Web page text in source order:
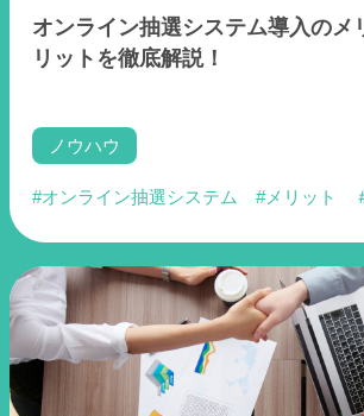
オンライン抽選システム導入のメ
リットを徹底解説！
ノウハウ
#オンライン抽選システム #メリット